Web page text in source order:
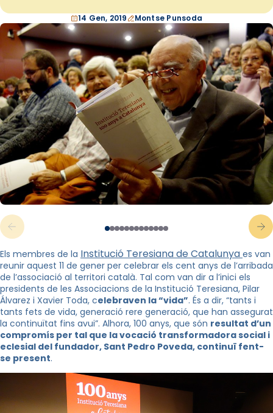
14 Gen, 2019 Montse Punsoda
Els membres de la Institució Teresiana de Catalunya es van
reunir aquest 11 de gener per celebrar els cent anys de l’arribada
de l’associació al territori català. Tal com van dir a l’inici els
presidents de les Associacions de la Institució Teresiana, Pilar
Álvarez i Xavier Toda, celebraven la “vida”. És a dir, “tants i
tants fets de vida, generació rere generació, que han assegurat
la continuïtat fins avui”. Alhora, 100 anys, que són resultat d’un
compromís per tal que la vocació transformadora social i
eclesial del fundador, Sant Pedro Poveda, continuï fent-
se present.